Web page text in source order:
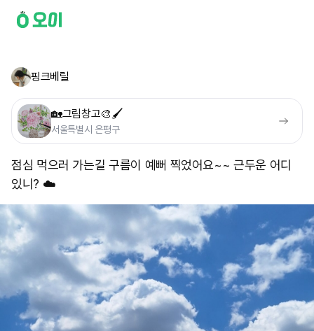
핑크베릴
🏡그림창고🎨🖌
서울특별시 은평구
점심 먹으러 가는길 구름이 예뻐 찍었어요~~ 근두운 어디
있니? ☁️